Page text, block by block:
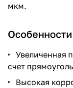
мкм.
Увеличенная
счет
Высокая